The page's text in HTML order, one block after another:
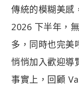
傳統的模糊美感
2026 下半年，
多，同時也完美
悄悄加入歡迎導
事實上，回顧